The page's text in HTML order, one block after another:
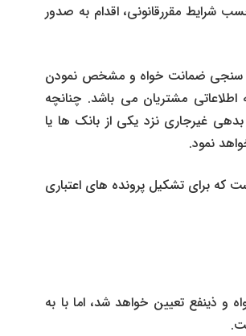
شرایط مقررقانونی، اقدام به صدور
سنجی ضمانت خواه و مشخص نمودن
مشتریان می باشد. چنانچه
غیرجاری نزد یکی از بانک ها یا
نمود.
که برای تشکیل پرونده های اعتباری
و ذینفع تعیین خواهد شد، اما با به